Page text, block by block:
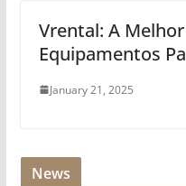
Vrental: A
Equipamentos
January 21, 2025
News